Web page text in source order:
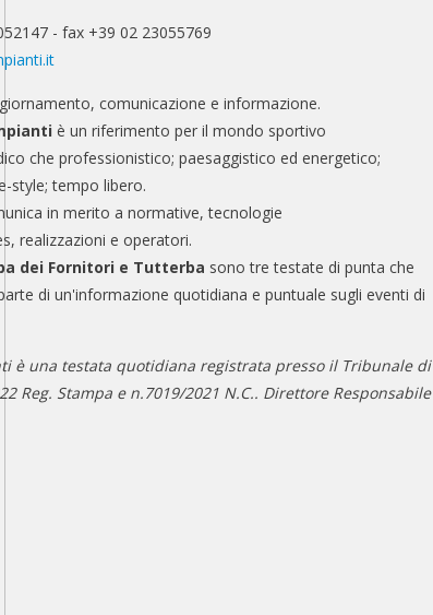
- fax +39 02 23055769
comunicazione e informazione.
è un riferimento per il mondo sportivo
che professionistico; paesaggistico ed energetico;
style; tempo libero.
in merito a normative, tecnologie
realizzazioni e operatori.
dei Fornitori e Tutterba sono tre testate di punta che
di un'informazione quotidiana e puntuale sugli eventi di
è una testata quotidiana registrata presso il Tribunale di
Reg. Stampa e n.7019/2021 N.C.. Direttore Responsabile